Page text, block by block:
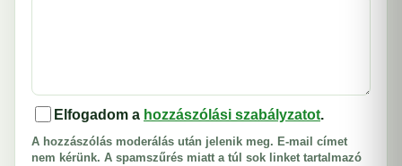
Elfogadom a hozzászólási szabályzatot.
A hozzászólás moderálás után jelenik meg. E-mail címet
nem kérünk. A spamszűrés miatt a túl sok linket tartalmazó